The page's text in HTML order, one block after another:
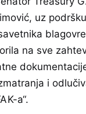
uz podršku
na sve
i
a“.